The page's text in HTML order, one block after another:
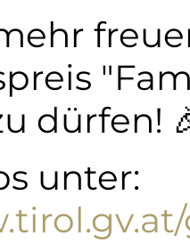
dürfen!
unter: